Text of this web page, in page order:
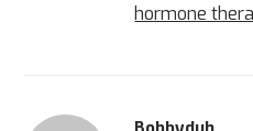
hormone